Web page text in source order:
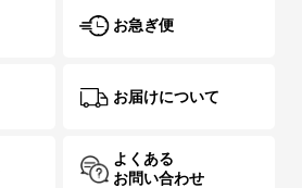
お急ぎ便
お届けについて
よくある
お問い合わせ